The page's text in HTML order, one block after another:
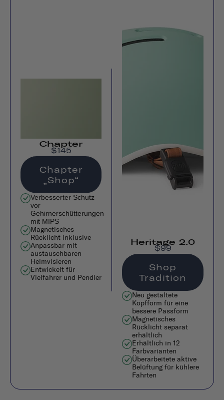
Chapter
$145
Chapter
„Shop“
Verbesserter Schutz
vor
Gehirnerschütterungen
mit MIPS
Magnetisches
Rücklicht inklusive
Anpassbar mit
austauschbaren
Helmvisieren
Entwickelt für
Vielfahrer und Pendler
Heritage 2.0
$99
Shop
Tradition
Neu gestaltete
Kopfform für eine
bessere Passform
Magnetisches
Rücklicht separat
erhältlich
Erhältlich in 12
Farbvarianten
Überarbeitete aktive
Belüftung für kühlere
Fahrten